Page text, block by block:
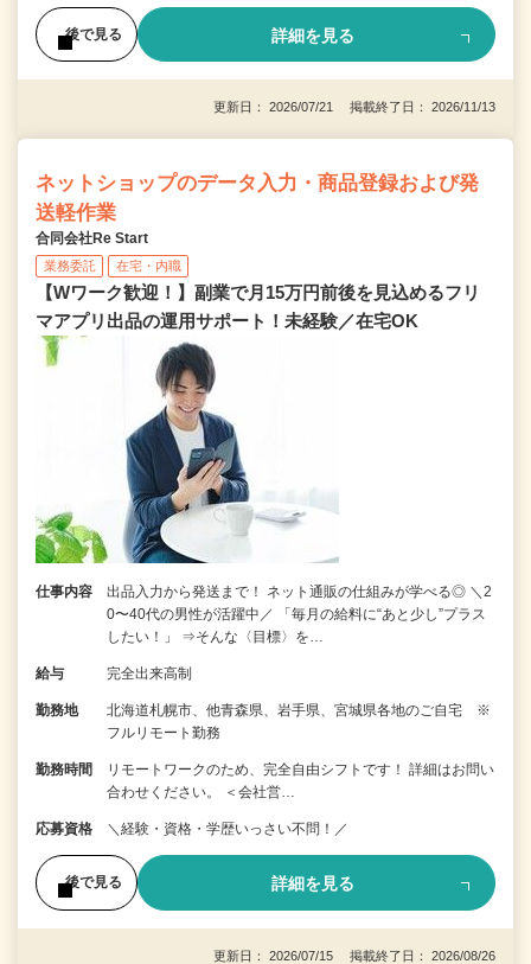
後で見る 詳細を見る
更新日： 2026/07/21 掲載終了日： 2026/11/13
ネットショップのデータ入力・商品登録および発
送軽作業
合同会社Re Start
業務委託 在宅・内職
【Wワーク歓迎！】副業で月15万円前後を見込めるフリ
マアプリ出品の運用サポート！未経験／在宅OK
仕事内容
出品入力から発送まで！ ネット通販の仕組みが学べる◎ ＼2
0〜40代の男性が活躍中／ 「毎月の給料に“あと少し”プラス
したい！」 ⇒そんな〈目標〉を…
給与 完全出来高制
勤務地
北海道札幌市、他青森県、岩手県、宮城県各地のご自宅 ※
フルリモート勤務
勤務時間
リモートワークのため、完全自由シフトです！ 詳細はお問い
合わせください。 ＜会社営…
応募資格 ＼経験・資格・学歴いっさい不問！／
後で見る 詳細を見る
更新日： 2026/07/15 掲載終了日： 2026/08/26